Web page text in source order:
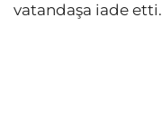
vatandaşa iade etti.